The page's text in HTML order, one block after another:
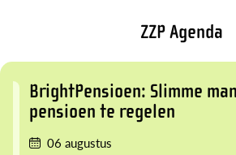
ZZP Agenda
BrightPensioen: Slimme
pensioen te regelen
06 augustus